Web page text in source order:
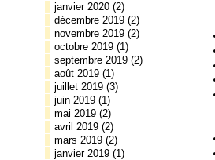
janvier 2020 (2)
décembre 2019 (2)
novembre 2019 (2)
octobre 2019 (1)
septembre 2019 (2)
août 2019 (1)
juillet 2019 (3)
juin 2019 (1)
mai 2019 (2)
avril 2019 (2)
mars 2019 (2)
janvier 2019 (1)